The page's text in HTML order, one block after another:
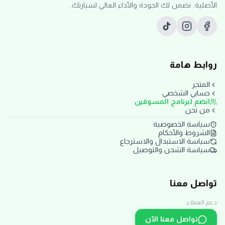
الأصلية. نضمن لك الجودة والأداء العالي لسيارتك.
روابط هامة
المتجر
حسابي الشخصي
انضم لبرنامج المسوقين
من نحن
سياسة الخصوصية
الشروط والأحكام
سياسة الاستبدال والاسترجاع
سياسة الشحن والتوصيل
تواصل معنا
دعم العملاء:
تواصل معنا الآن